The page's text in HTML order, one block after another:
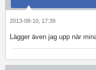
2013-08-10, 17:39
Lägger även jag upp när